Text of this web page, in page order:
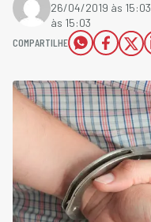
26/04/2019 às 15:03
às 15:03
COMPARTILHE